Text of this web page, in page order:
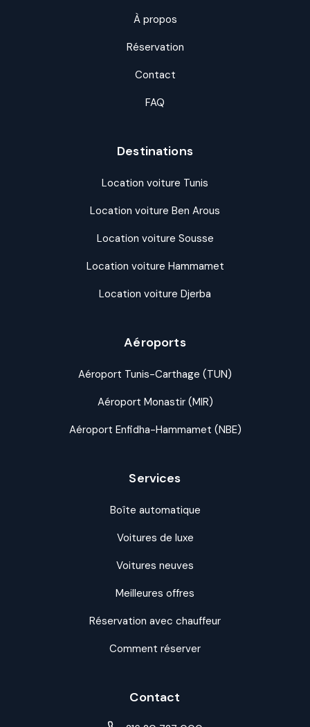
À propos
Réservation
Contact
FAQ
Destinations
Location voiture Tunis
Location voiture Ben Arous
Location voiture Sousse
Location voiture Hammamet
Location voiture Djerba
Aéroports
Aéroport Tunis-Carthage (TUN)
Aéroport Monastir (MIR)
Aéroport Enfidha-Hammamet (NBE)
Services
Boîte automatique
Voitures de luxe
Voitures neuves
Meilleures offres
Réservation avec chauffeur
Comment réserver
Contact